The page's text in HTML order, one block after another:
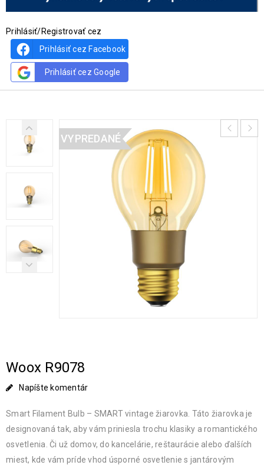
Prihlásiť/Registrovať cez
Prihlásiť cez Facebook
Prihlásiť cez Google
VYPREDANÉ
Woox R9078
Napíšte komentár
Smart Filament Bulb – SMART vintage žiarovka. Táto žiarovka je
designovaná tak, aby vám priniesla trochu klasiky a romantického
osvetlenia. Či už domov, do kancelárie, reštaurácie alebo ďalších
miest, kde vám príde vhod úsporné osvetlenie s jantárovým